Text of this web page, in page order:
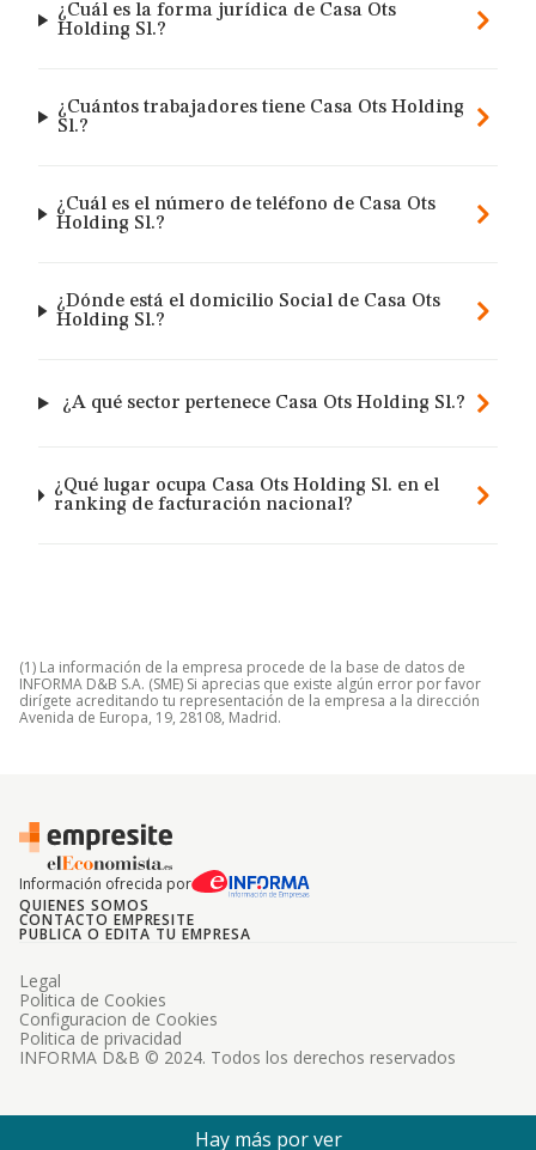
¿Cuál es la forma jurídica de Casa Ots
Holding Sl.?
¿Cuántos trabajadores tiene Casa Ots Holding
Sl.?
¿Cuál es el número de teléfono de Casa Ots
Holding Sl.?
¿Dónde está el domicilio Social de Casa Ots
Holding Sl.?
¿A qué sector pertenece Casa Ots Holding Sl.?
¿Qué lugar ocupa Casa Ots Holding Sl. en el
ranking de facturación nacional?
(1) La información de la empresa procede de la base de datos de
INFORMA D&B S.A. (SME) Si aprecias que existe algún error por favor
dirígete acreditando tu representación de la empresa a la dirección
Avenida de Europa, 19, 28108, Madrid.
Información ofrecida por
QUIENES SOMOS
CONTACTO EMPRESITE
PUBLICA O EDITA TU EMPRESA
INFORMA D&B © 2024. Todos los derechos reservados
Legal
Politica de Cookies
Configuracion de Cookies
Politica de privacidad
Hay más por ver